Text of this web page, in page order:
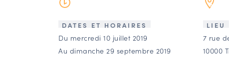
DATES ET HORAIRES
Du mercredi 10 juillet 2019
Au dimanche 29 septembre 2019
LIEU
7 rue
10000